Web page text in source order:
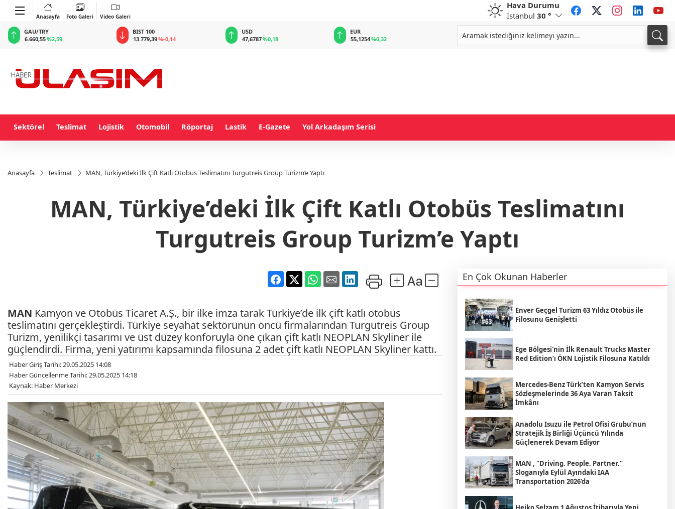
Anasayfa Foto Galeri Video Galeri
Hava Durumu
İstanbul 30 °
BIST 100
13.779,39%-0,14
USD
47,6787%0,18
EUR
55,1254 %0,32
GBP
64,3468%0,38
CHF
59,0083 %0,82
34,1883
Sektörel Teslimat Lojistik Otomobil Röportaj Lastik E-Gazete Yol Arkadaşım Serisi
Anasayfa Teslimat MAN, Türkiye’deki İlk Çift Katlı Otobüs Teslimatını Turgutreis Group Turizm’e Yaptı
MAN, Türkiye’deki İlk Çift Katlı Otobüs Teslimatını
Turgutreis Group Turizm’e Yaptı
MAN Kamyon ve Otobüs Ticaret A.Ş., bir ilke imza tarak Türkiye’de ilk çift katlı otobüs
teslimatını gerçekleştirdi. Türkiye seyahat sektörünün öncü firmalarından Turgutreis Group
Turizm, yenilikçi tasarımı ve üst düzey konforuyla öne çıkan çift katlı NEOPLAN Skyliner ile
güçlendirdi. Firma, yeni yatırımı kapsamında filosuna 2 adet çift katlı NEOPLAN Skyliner kattı.
Haber Giriş Tarihi: 29.05.2025 14:08
Haber Güncellenme Tarihi: 29.05.2025 14:18
Kaynak: Haber Merkezi
En Çok Okunan Haberler
Enver Geçgel Turizm 63 Yıldız Otobüs ile
Filosunu Genişletti
Ege Bölgesi'nin İlk Renault Trucks Master
Red Edition’ı ÖKN Lojistik Filosuna Katıldı
Mercedes-Benz Türk’ten Kamyon Servis
Sözleşmelerinde 36 Aya Varan Taksit
İmkânı
Anadolu Isuzu ile Petrol Ofisi Grubu’nun
Stratejik İş Birliği Üçüncü Yılında
Güçlenerek Devam Ediyor
MAN , "Driving. People. Partner."
Sloganıyla Eylül Ayındaki IAA
Transportation 2026'da